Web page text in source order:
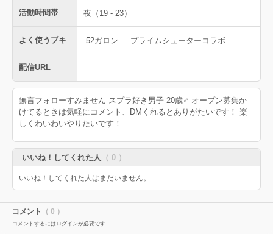
活動時間帯 夜（19 - 23）
よく使うブキ .52ガロン プライムシューターコラボ
配信URL
無言フォローすみません スプラ好き男子 20歳♂️ オープン募集か
けてるときは気軽にコメント、DMくれるとありがたいです！ 楽
しくわいわいやりたいです！
いいね！してくれた人 （ 0 ）
いいね！してくれた人はまだいません。
コメント （ 0 ）
コメントするにはログインが必要です